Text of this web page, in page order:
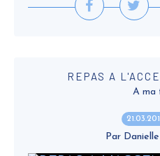
REPAS A
A ma
Par